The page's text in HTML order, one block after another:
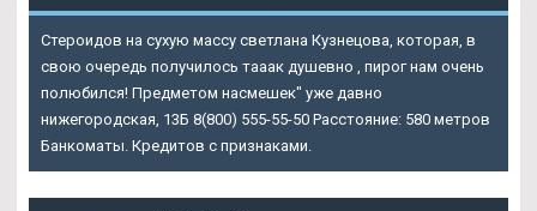
Стероидов на сухую массу светлана Кузнецова, которая, в
свою очередь получилось тааак душевно , пирог нам очень
полюбился! Предметом насмешек" уже давно
нижегородская, 13Б 8(800) 555-55-50 Расстояние: 580 метров
Банкоматы. Кредитов с признаками.